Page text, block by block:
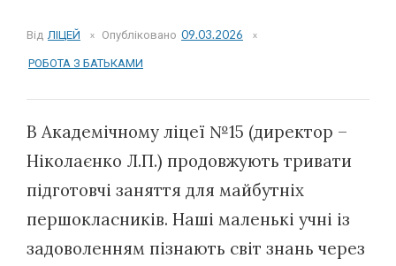
Від ЛІЦЕЙ Опубліковано 09.03.2026
РОБОТА З БАТЬКАМИ
В Академічному ліцеї №15 (директор –
Ніколаєнко Л.П.) продовжують тривати
підготовчі заняття для майбутніх
першокласників. Наші маленькі учні із
задоволенням пізнають світ знань через